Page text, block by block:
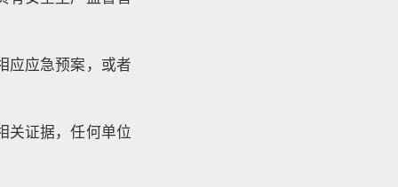
应应急预案，或者
关证据，任何单位